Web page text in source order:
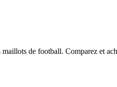
de football. Comparez et